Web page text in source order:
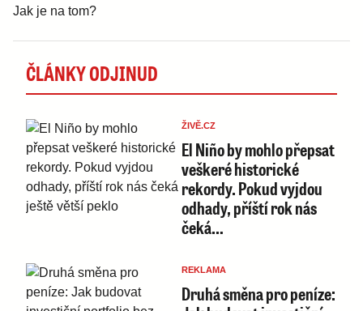
ČLÁNKY ODJINUD
ŽIVĚ.CZ
El Niño by mohlo přepsat
veškeré historické
rekordy. Pokud vyjdou
odhady, příští rok nás
čeká…
REKLAMA
Druhá směna pro peníze: